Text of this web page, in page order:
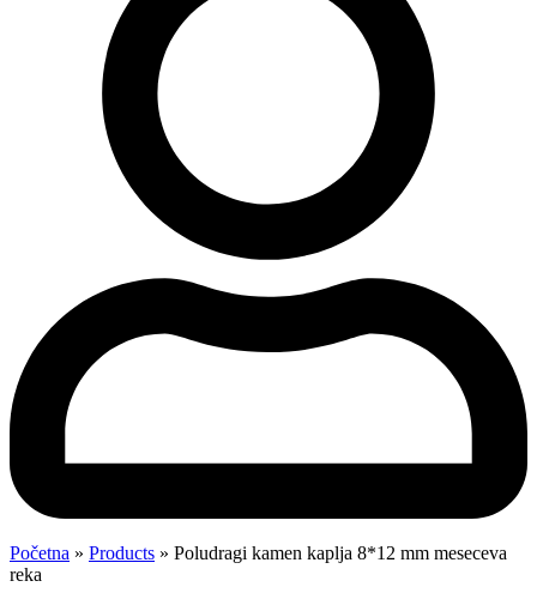
Početna » Products » Poludragi kamen kaplja 8*12 mm meseceva
reka